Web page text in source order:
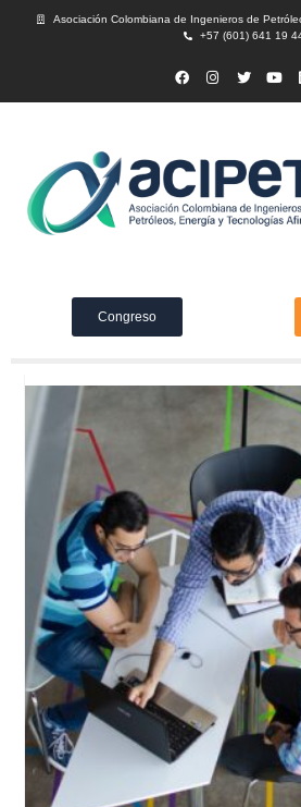
Asociación Colombiana de Ingenieros de
+57 (601) 641 19
Congreso